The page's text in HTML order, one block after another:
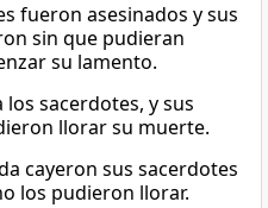
fueron asesinados y sus
sin que pudieran
su lamento.
sacerdotes, y sus
llorar su muerte.
cayeron sus sacerdotes
los pudieron llorar.